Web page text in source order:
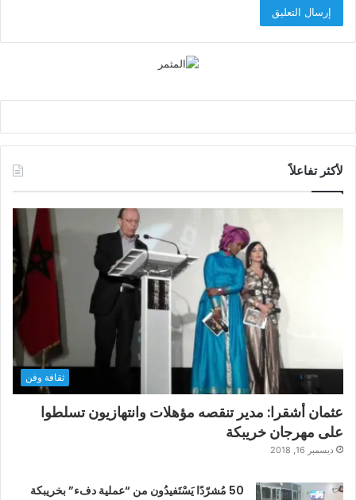
لأكثر تفاعلاً
ثقافة وفن
عثمان أشقرا: مدير تنقصه مؤهلات وانتهازيون تسلطوا
على مهرجان خريبكة
ديسمبر 16, 2018
50 مُشرّدًا يَسْتَفيدُون من “عملية دفء” بخريبكة